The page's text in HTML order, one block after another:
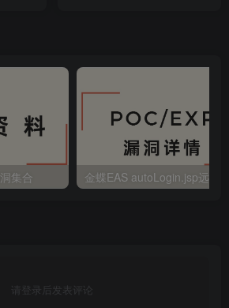
集合
请登录后发表评论